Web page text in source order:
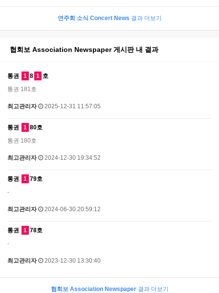
연주회 소식 Concert News 결과 더보기
협회보 Association Newspaper 게시판 내 결과
통권 1 8 1 호
통권 181호
최고관리자 2025-12-31 11:57:05
통권 1 80호
통권 180호
최고관리자 2024-12-30 19:34:52
통권 1 79호
-
최고관리자 2024-06-30 20:59:12
통권 1 78호
-
최고관리자 2023-12-30 13:30:40
협회보 Association Newspaper결과 더보기